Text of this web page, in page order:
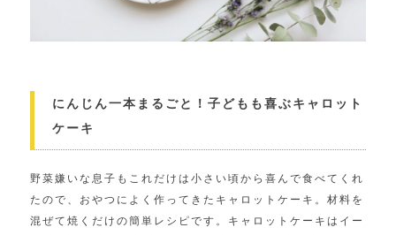
にんじん一本まるごと！子どもも喜ぶキャロット
ケーキ
野菜嫌いな息子もこれだけは小さい頃から喜んで食べてくれ
たので、おやつによく作ってきたキャロットケーキ。材料を
混ぜて焼くだけの簡単レシピです。キャロットケーキはイー